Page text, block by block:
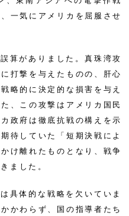
一気にアメリカを屈服させ
算がありました。真珠湾攻
打撃を与えたものの、肝心
略的に決定的な損害を与え
、この攻撃はアメリカ国民
政府は徹底抗戦の構えを示
待していた「短期決戦によ
け離れたものとなり、戦争
ました。
具体的な戦略を欠いていま
かわらず、国の指導者たち